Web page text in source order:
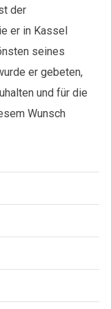
der
er in Kassel
seines
er gebeten,
und für die
Wunsch